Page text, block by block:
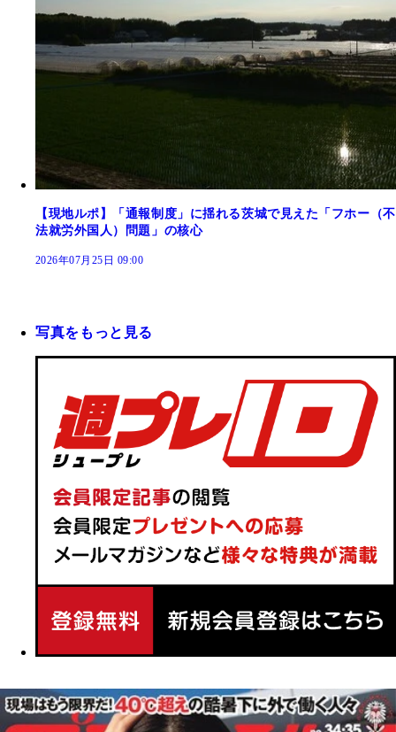
【現地ルポ】「通報制度」に揺れる茨城で見えた「フホー（不
法就労外国人）問題」の核心
2026年07月25日 09:00
写真をもっと見る